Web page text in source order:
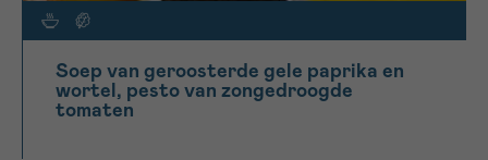
Soep van geroosterde gele paprika en
wortel, pesto van zongedroogde
tomaten